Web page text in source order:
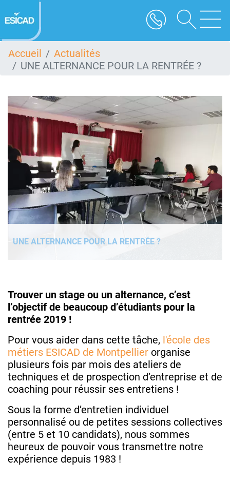
au
contenu
Accueil
Actualités
UNE ALTERNANCE POUR LA RENTRÉE ?
UNE ALTERNANCE POUR LA RENTRÉE ?
Trouver un stage ou un alternance, c’est
l’objectif de beaucoup d’étudiants pour la
rentrée 2019 !
Pour vous aider dans cette tâche, l'école des
métiers ESICAD de Montpellier organise
plusieurs fois par mois des ateliers de
techniques et de prospection d’entreprise et de
coaching pour réussir ses entretiens !
Sous la forme d’entretien individuel
personnalisé ou de petites sessions collectives
(entre 5 et 10 candidats), nous sommes
heureux de pouvoir vous transmettre notre
expérience depuis 1983 !